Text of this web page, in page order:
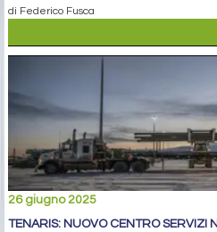
di Federico Fusca
26 giugno 2025
TENARIS: NUOVO CENTRO SERVIZI